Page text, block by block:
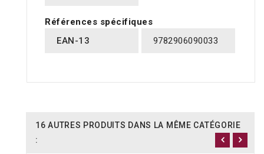
Références spécifiques
EAN-13
9782906090033
16 AUTRES PRODUITS DANS LA MÊME CATÉGORIE
: